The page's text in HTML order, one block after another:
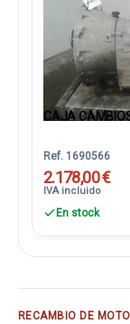
CAJA
Ref. 1690566
2.178,00 €
IVA incluido
En stock
RECAMBIO DE